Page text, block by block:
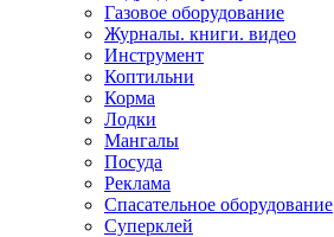
Газовое оборудование
Журналы. книги. видео
Инструмент
Коптильни
Корма
Лодки
Мангалы
Посуда
Реклама
Спасательное оборудование
Суперклей